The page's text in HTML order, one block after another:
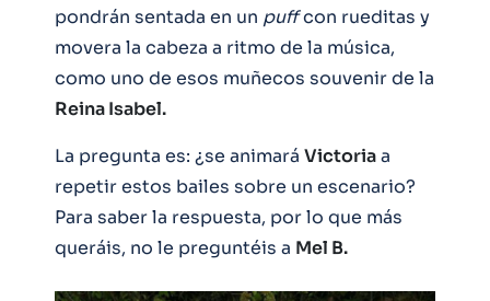
pondrán sentada en un puffcon rueditas y
movera la cabeza a ritmo de la música,
como uno de esos muñecos souvenir de la
Reina Isabel.
La pregunta es: ¿se animará Victoriaa
repetir estos bailes sobre un escenario?
Para saber la respuesta, por lo que más
queráis, no le preguntéis a Mel B.